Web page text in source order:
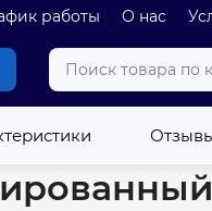
работы О нас
армированный Plamix 3/4